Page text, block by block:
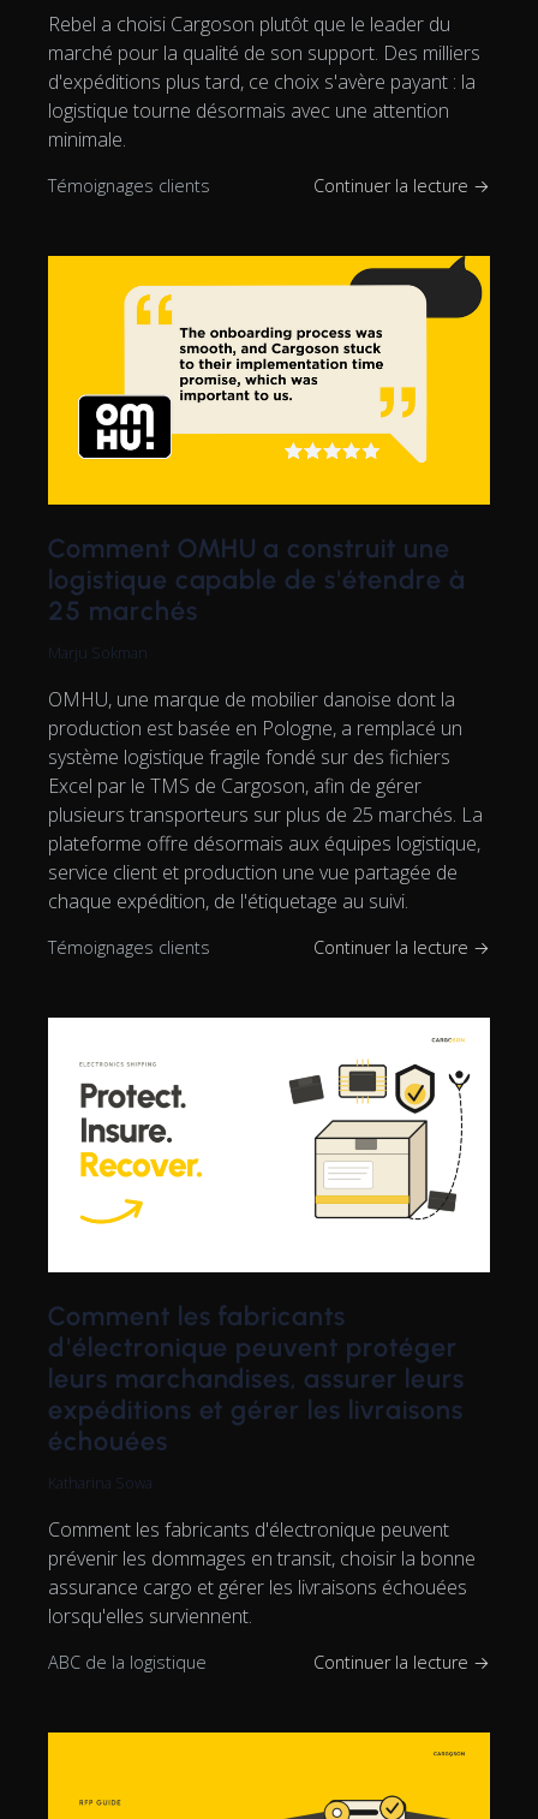
Rebel a choisi Cargoson plutôt que le leader du
marché pour la qualité de son support. Des milliers
d'expéditions plus tard, ce choix s'avère payant : la
logistique tourne désormais avec une attention
minimale.
Témoignages clients Continuer la lecture →
Comment OMHU a construit une
logistique capable de s'étendre à
25 marchés
Marju Sokman
OMHU, une marque de mobilier danoise dont la
production est basée en Pologne, a remplacé un
système logistique fragile fondé sur des fichiers
Excel par le TMS de Cargoson, afin de gérer
plusieurs transporteurs sur plus de 25 marchés. La
plateforme offre désormais aux équipes logistique,
service client et production une vue partagée de
chaque expédition, de l'étiquetage au suivi.
Témoignages clients Continuer la lecture →
Comment les fabricants
d'électronique peuvent protéger
leurs marchandises, assurer leurs
expéditions et gérer les livraisons
échouées
Katharina Sowa
Comment les fabricants d'électronique peuvent
prévenir les dommages en transit, choisir la bonne
assurance cargo et gérer les livraisons échouées
lorsqu'elles surviennent.
ABC de la logistique Continuer la lecture →